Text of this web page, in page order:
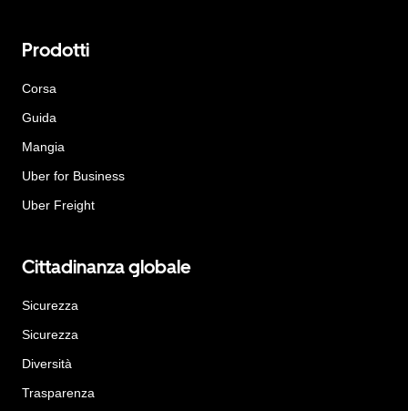
Prodotti
Corsa
Guida
Mangia
Uber for Business
Uber Freight
Cittadinanza globale
Sicurezza
Sicurezza
Diversità
Trasparenza